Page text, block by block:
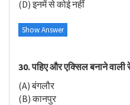
(D) इनमें से कोई नहीं
Show Answer
30. पहिए और एक्सिल बनाने
(A) बंगलौर
(B) कानपुर